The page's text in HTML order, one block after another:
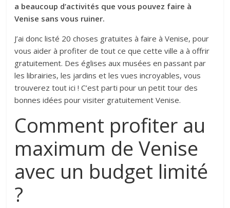
a beaucoup d’activités que vous pouvez faire à
Venise sans vous ruiner.
J’ai donc listé 20 choses gratuites à faire à Venise, pour
vous aider à profiter de tout ce que cette ville a à offrir
gratuitement. Des églises aux musées en passant par
les librairies, les jardins et les vues incroyables, vous
trouverez tout ici ! C’est parti pour un petit tour des
bonnes idées pour visiter gratuitement Venise.
Comment profiter au
maximum de Venise
avec un budget limité
?